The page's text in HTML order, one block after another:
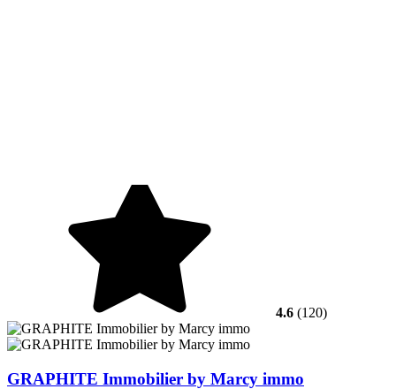
4.6 (120)
GRAPHITE Immobilier by Marcy immo